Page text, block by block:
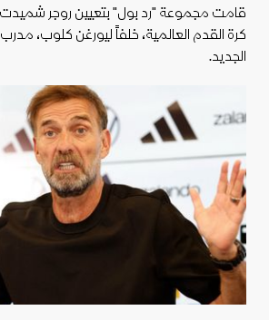
قامت مجموعة "رد بول" بتعيين روجر
كرة القدم العالمية، خلفاً ليورغن كلوب،
الجديد.